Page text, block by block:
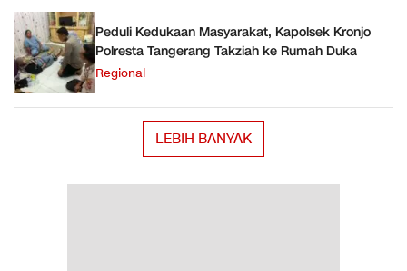
Peduli Kedukaan Masyarakat, Kapolsek Kronjo
Polresta Tangerang Takziah ke Rumah Duka
Regional
LEBIH BANYAK